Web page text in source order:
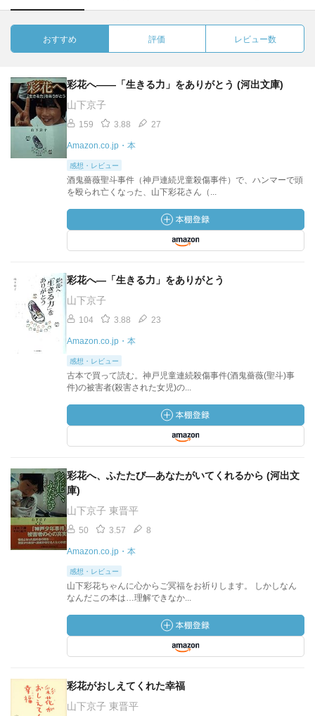
おすすめ 評価 レビュー数
彩花へ――「生きる力」をありがとう (河出文庫)
山下京子
159 3.88 27
Amazon.co.jp・本
感想・レビュー
酒鬼薔薇聖斗事件（神戸連続児童殺傷事件）で、ハンマーで頭
を殴られ亡くなった、山下彩花さん（...
彩花へ―「生きる力」をありがとう
山下京子
104 3.88 23
Amazon.co.jp・本
感想・レビュー
古本で買って読む。神戸児童連続殺傷事件(酒鬼薔薇(聖斗)事
件)の被害者(殺害された女児)の...
彩花へ、ふたたび―あなたがいてくれるから (河出文
庫)
山下京子 東晋平
50 3.57 8
Amazon.co.jp・本
感想・レビュー
山下彩花ちゃんに心からご冥福をお祈りします。 しかしなん
なんだこの本は…理解できなか...
彩花がおしえてくれた幸福
山下京子 東晋平